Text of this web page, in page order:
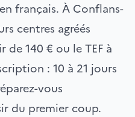
français. À Conflans-
centres agréés
140 € ou le TEF à
: 10 à 21 jours
vous
du premier coup.